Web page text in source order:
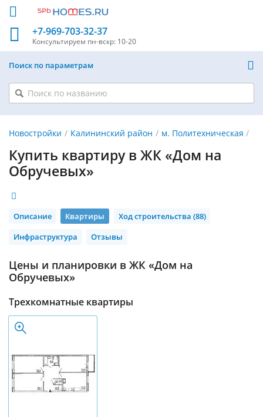
+7-969-703-32-37
Консультируем пн-вскр: 10-20
Поиск по параметрам
Новостройки Калининский район м. Политехническая
Купить квартиру в ЖК «Дом на
Обручевых»
Описание Квартиры
Ход строительства (88)
Инфраструктура
Отзывы
Цены и планировки в ЖК «Дом на
Обручевых»
Трехкомнатные квартиры